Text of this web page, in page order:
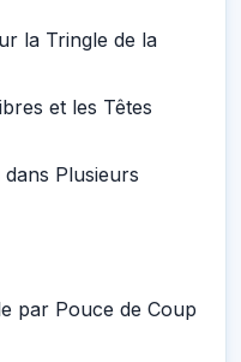
la Tringle de la
et les Têtes
Plusieurs
par Pouce de Coup